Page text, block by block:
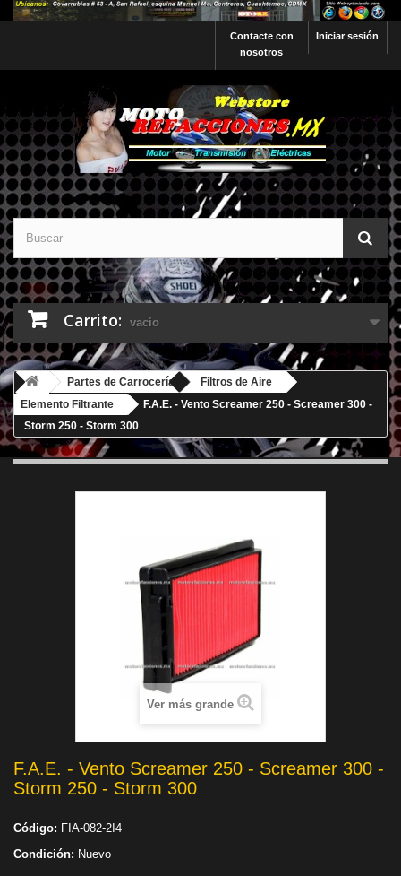
Iniciar sesión
Contacte con
nosotros
Carrito: vacío
Partes de Carrocería
Filtros de Aire
Elemento Filtrante
F.A.E. - Vento Screamer 250 - Screamer 300 -
Storm 250 - Storm 300
Ver más grande
F.A.E. - Vento Screamer 250 - Screamer 300 -
Storm 250 - Storm 300
Código: FIA-082-2I4
Condición: Nuevo